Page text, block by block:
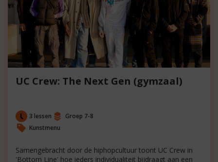
UC Crew: The Next Gen (gymzaal)
3 lessen
Groep 7-8
Kunstmenu
Samengebracht door de hiphopcultuur toont UC Crew in
'Bottom Line' hoe ieders individualiteit bijdraagt aan een